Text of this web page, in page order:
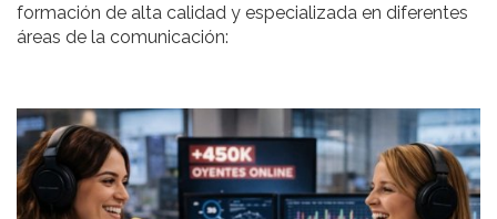
formación de alta calidad y especializada en diferentes
áreas de la comunicación: